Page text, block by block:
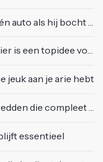
bocht te scherp neemt
voor een eerste date
jeuk aan je arie hebt
van het padje is
essentieel